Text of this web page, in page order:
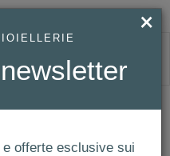
×
offerte esclusive sui